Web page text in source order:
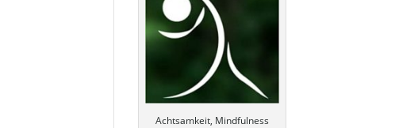
Achtsamkeit, Mindfulness